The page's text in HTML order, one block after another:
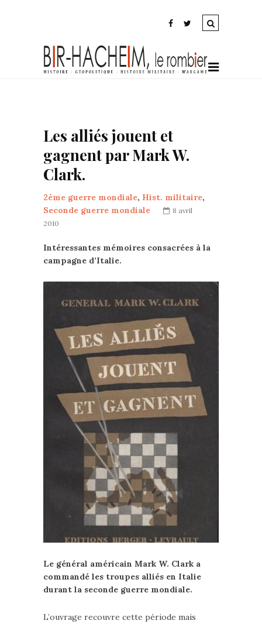
Les alliés jouent et
gagnent par Mark W.
Clark.
2ème guerre mondiale, Hist. militaire,
Seconde guerre mondiale
8 avril
2010
Intéressantes mémoires consacrées à la
campagne d’Italie.
Le général américain Mark W. Clark a
commandé les troupes alliés en Italie
durant la seconde guerre mondiale.
L’ouvrage recouvre cette période mais